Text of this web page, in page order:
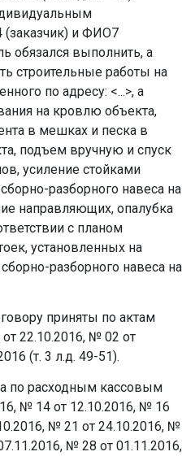
и ФИО7
обязался выполнить, а
строительные работы на
по адресу: <...>, а
на кровлю объекта,
в мешках и песка в
подъем вручную и спуск
усиление стойками
разборного навеса на
направляющих, опалубка
с планом
установленных на
разборного навеса на
приняты по актам
22.10.2016, № 02 от
(т. 3 л.д. 49-51).
по расходным кассовым
№ 14 от 12.10.2016, № 16
№ 21 от 24.10.2016, №
№ 28 от 01.11.2016,